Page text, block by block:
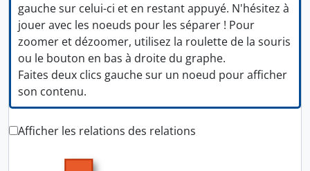
gauche sur celui-ci et en restant appuyé. N'hésitez à
jouer avec les noeuds pour les séparer ! Pour
zoomer et dézoomer, utilisez la roulette de la souris
ou le bouton en bas à droite du graphe.
Faites deux clics gauche sur un noeud pour afficher
son contenu.
Afficher les relations des relations